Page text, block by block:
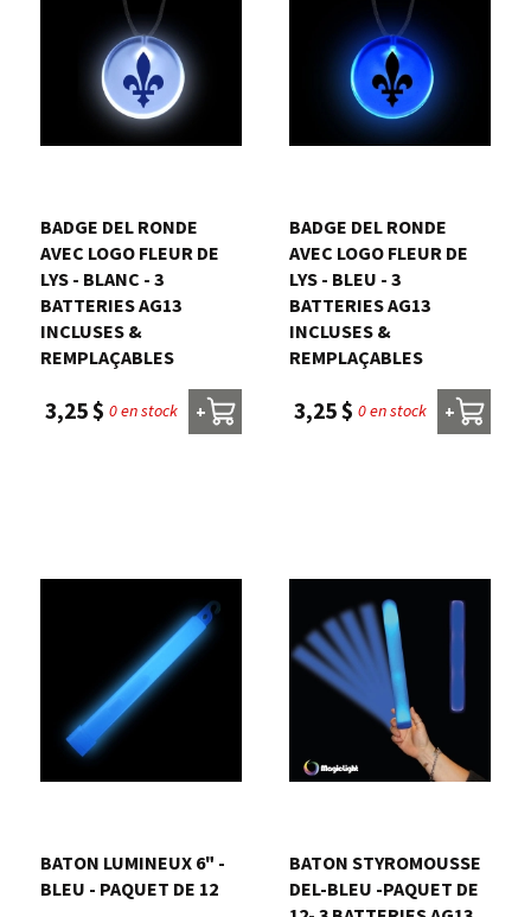
BADGE DEL RONDE
AVEC LOGO FLEUR DE
LYS - BLANC - 3
BATTERIES AG13
INCLUSES &
REMPLAÇABLES
3,25 $ 0 en stock +
BADGE DEL RONDE
AVEC LOGO FLEUR DE
LYS - BLEU - 3
BATTERIES AG13
INCLUSES &
REMPLAÇABLES
3,25 $ 0 en stock +
BATON LUMINEUX 6" -
BLEU - PAQUET DE 12
BATON STYROMOUSSE
DEL-BLEU -PAQUET DE